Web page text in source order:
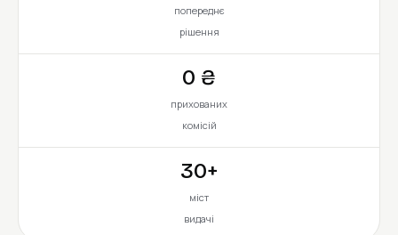
попереднє
рішення
0 ₴
прихованих
комісій
30+
міст
видачі